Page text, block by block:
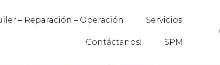
– Reparación – Operación Servicios
Contáctanos! SPM